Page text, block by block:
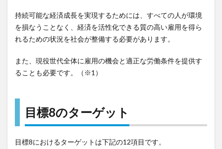
4
まと
持続可能な経済成長を実現するためには、すべての人が環境
を損なうことなく、経済を活性化できる質の高い雇用を得ら
れるための状況を社会が整備する必要があります。
また、現役世代全体に雇用の機会と適正な労働条件を提供す
ることも必要です。（※1）
目標8のターゲット
目標8におけるターゲットは下記の12項目です。